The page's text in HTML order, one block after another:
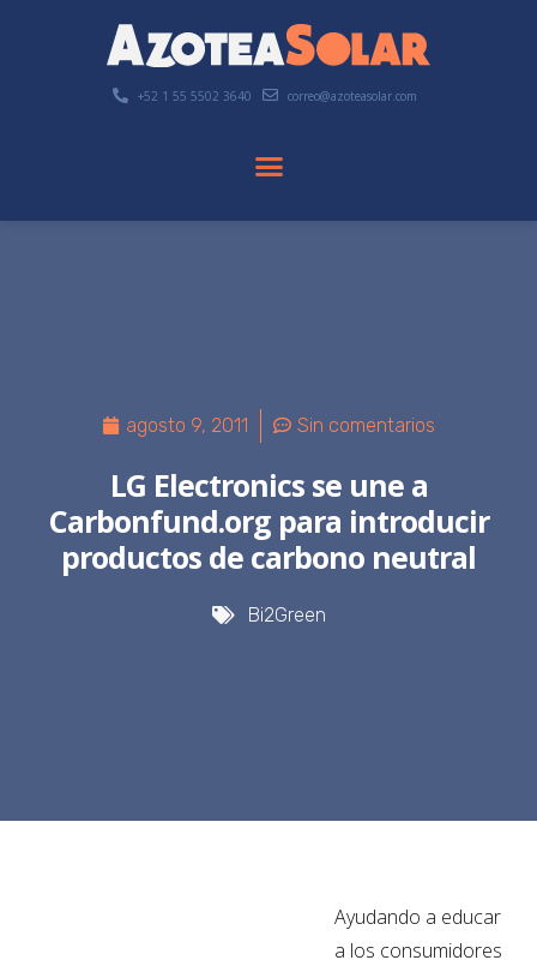
+52 1 55 5502 3640 correo@azoteasolar.com
agosto 9, 2011 Sin comentarios
LG Electronics se une a
Carbonfund.org para introducir
productos de carbono neutral
Bi2Green
Ayudando a educar
a los consumidores